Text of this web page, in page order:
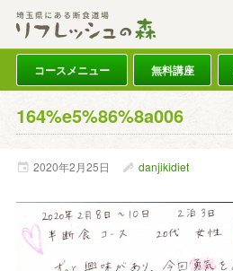
コースメニュー 無料講座
164%e5%86%8a006
2020年2月25日 danjikidiet